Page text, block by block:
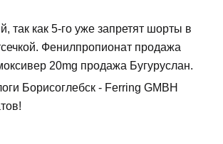
так как 5-го уже запретят шорты в
Фенилпропионат продажа
20mg продажа Бугуруслан.
Борисоглебск - Ferring GMBH